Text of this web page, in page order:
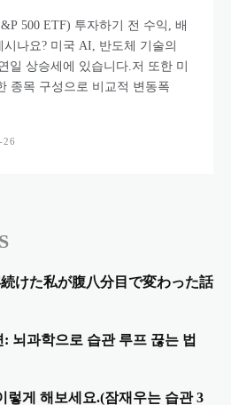
500 ETF) 투자하기 전 수익, 배
나요? 미국 AI, 반도체 기술의
일 상승세에 있습니다.저 또한 미
종목 구성으로 비교적 변동폭
26
けた私が腹八分目で変わった話
뇌과학으로 습관 루프 끊는 법
렇게 해보세요.(잠재우는 습관 3